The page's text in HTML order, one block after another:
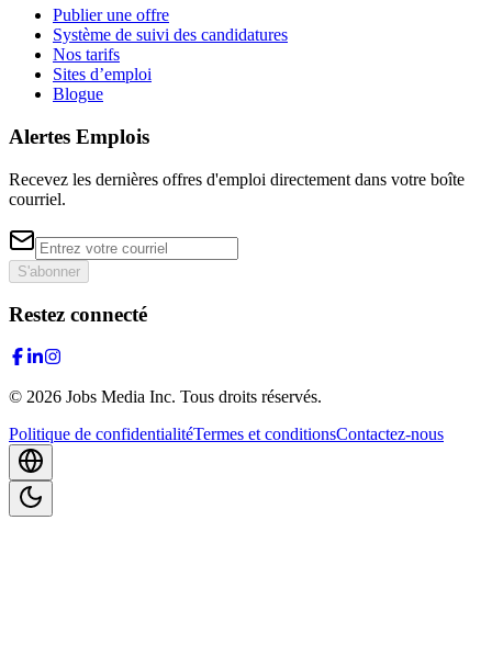
Publier une offre
Système de suivi des candidatures
Nos tarifs
Sites d’emploi
Blogue
Alertes Emplois
Recevez les dernières offres d'emploi directement dans votre boîte
courriel.
S'abonner
Restez connecté
© 2026 Jobs Media Inc. Tous droits réservés.
Politique de confidentialitéTermes et conditionsContactez-nous